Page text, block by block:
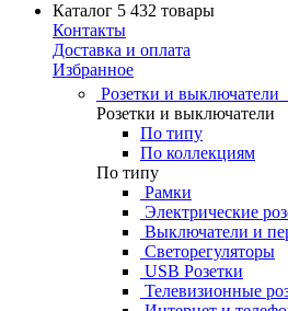
Каталог 5 432 товары
Контакты
Доставка и оплата
Избранное
Розетки и выключатели
Розетки и выключатели
По типу
По коллекциям
По типу
Рамки
Электрические
Выключатели и
Светорегуляторы
USB Розетки
Телевизионные